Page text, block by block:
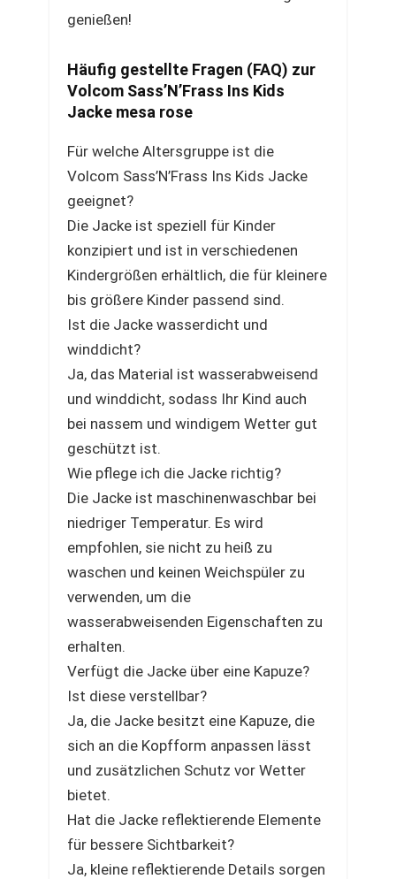
genießen!
Häufig gestellte Fragen (FAQ) zur
Volcom Sass’N’Frass Ins Kids
Jacke mesa rose
Für welche Altersgruppe ist die
Volcom Sass’N’Frass Ins Kids Jacke
geeignet?
Die Jacke ist speziell für Kinder
konzipiert und ist in verschiedenen
Kindergrößen erhältlich, die für kleinere
bis größere Kinder passend sind.
Ist die Jacke wasserdicht und
winddicht?
Ja, das Material ist wasserabweisend
und winddicht, sodass Ihr Kind auch
bei nassem und windigem Wetter gut
geschützt ist.
Wie pflege ich die Jacke richtig?
Die Jacke ist maschinenwaschbar bei
niedriger Temperatur. Es wird
empfohlen, sie nicht zu heiß zu
waschen und keinen Weichspüler zu
verwenden, um die
wasserabweisenden Eigenschaften zu
erhalten.
Verfügt die Jacke über eine Kapuze?
Ist diese verstellbar?
Ja, die Jacke besitzt eine Kapuze, die
sich an die Kopfform anpassen lässt
und zusätzlichen Schutz vor Wetter
bietet.
Hat die Jacke reflektierende Elemente
für bessere Sichtbarkeit?
Ja, kleine reflektierende Details sorgen